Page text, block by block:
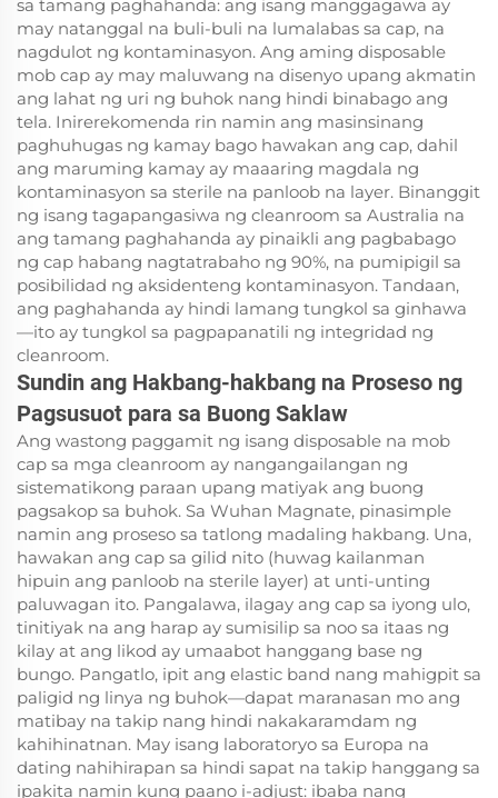
sa tamang paghahanda: ang isang manggagawa ay
may natanggal na buli-buli na lumalabas sa cap, na
nagdulot ng kontaminasyon. Ang aming disposable
mob cap ay may maluwang na disenyo upang akmatin
ang lahat ng uri ng buhok nang hindi binabago ang
tela. Inirerekomenda rin namin ang masinsinang
paghuhugas ng kamay bago hawakan ang cap, dahil
ang maruming kamay ay maaaring magdala ng
kontaminasyon sa sterile na panloob na layer. Binanggit
ng isang tagapangasiwa ng cleanroom sa Australia na
ang tamang paghahanda ay pinaikli ang pagbabago
ng cap habang nagtatrabaho ng 90%, na pumipigil sa
posibilidad ng aksidenteng kontaminasyon. Tandaan,
ang paghahanda ay hindi lamang tungkol sa ginhawa
—ito ay tungkol sa pagpapanatili ng integridad ng
cleanroom.
Sundin ang Hakbang-hakbang na Proseso ng
Pagsusuot para sa Buong Saklaw
Ang wastong paggamit ng isang disposable na mob
cap sa mga cleanroom ay nangangailangan ng
sistematikong paraan upang matiyak ang buong
pagsakop sa buhok. Sa Wuhan Magnate, pinasimple
namin ang proseso sa tatlong madaling hakbang. Una,
hawakan ang cap sa gilid nito (huwag kailanman
hipuin ang panloob na sterile layer) at unti-unting
paluwagan ito. Pangalawa, ilagay ang cap sa iyong ulo,
tinitiyak na ang harap ay sumisilip sa noo sa itaas ng
kilay at ang likod ay umaabot hanggang base ng
bungo. Pangatlo, ipit ang elastic band nang mahigpit sa
paligid ng linya ng buhok—dapat maranasan mo ang
matibay na takip nang hindi nakakaramdam ng
kahihinatnan. May isang laboratoryo sa Europa na
dating nahihirapan sa hindi sapat na takip hanggang sa
ipakita namin kung paano i-adjust: ibaba nang